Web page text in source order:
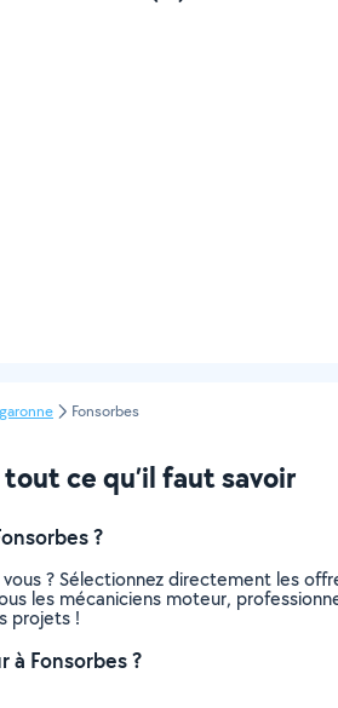
Fonsorbes
ce qu’il faut savoir
?
? Sélectionnez directement les
les mécaniciens moteur,
projets !
Fonsorbes ?